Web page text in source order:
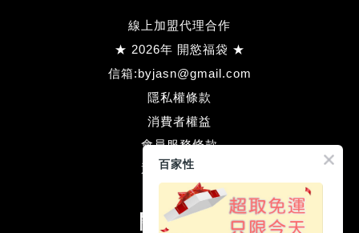
線上加盟代理合作
★ 2026年 開慾福袋 ★
信箱:byjasn@gmail.com
隱私權條款
消費者權益
會員服務條款
退款方式流程
關注我們
百家性